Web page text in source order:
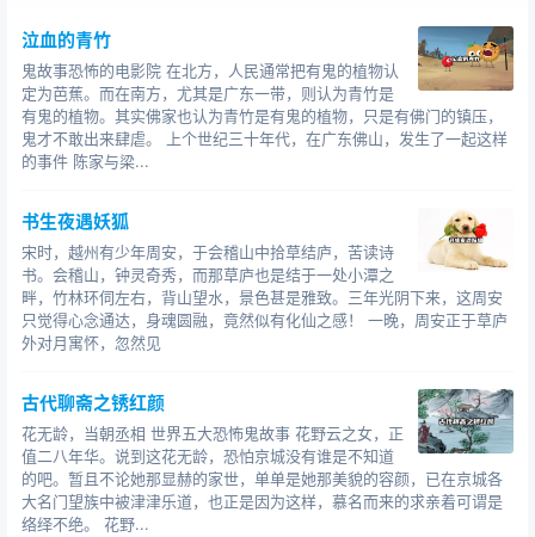
修建桥梁的时候，都会在桥上雕上龙头，以此吓住“蛟”不能
从此通过。
还有的地方在桥下悬挂刀剑，传说如果“蛟”碰到刀剑就
会死去。
劫，只有最终渡过雷劫才能真正得道。也有些情况下，蛟
到了东海才会渡雷劫。当然，一些有一定道行的蛇，在修
行中也会渡劫，而且也是雷劫，如果看到被雷劈死的大
蛇，而且蛇眼变成两个空洞，那么这一条蛇就一定是渡劫
而死。
泣血的青竹
鬼故事恐怖的电影院 在北方，人民通常把有鬼的植物认
定为芭蕉。而在南方，尤其是广东一带，则认为青竹是
有鬼的植物。其实佛家也认为青竹是有鬼的植物，只是有佛门的镇压，
鬼才不敢出来肆虐。 上个世纪三十年代，在广东佛山，发生了一起这样
的事件 陈家与梁...
书生夜遇妖狐
宋时，越州有少年周安，于会稽山中拾草结庐，苦读诗
书。会稽山，钟灵奇秀，而那草庐也是结于一处小潭之
畔，竹林环伺左右，背山望水，景色甚是雅致。三年光阴下来，这周安
只觉得心念通达，身魂圆融，竟然似有化仙之感！ 一晚，周安正于草庐
外对月寓怀，忽然见
古代聊斋之锈红颜
花无龄，当朝丞相 世界五大恐怖鬼故事 花野云之女，正
值二八年华。说到这花无龄，恐怕京城没有谁是不知道
的吧。暂且不论她那显赫的家世，单单是她那美貌的容颜，已在京城各
大名门望族中被津津乐道，也正是因为这样，慕名而来的求亲着可谓是
络绎不绝。 花野...